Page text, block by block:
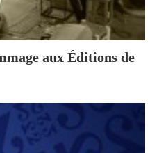
aux Éditions de